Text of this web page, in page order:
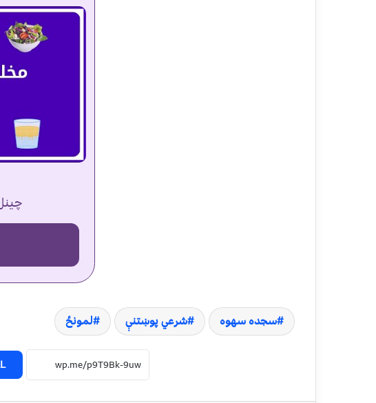
سجده سهوه شرعي پوښتنې لمونځ